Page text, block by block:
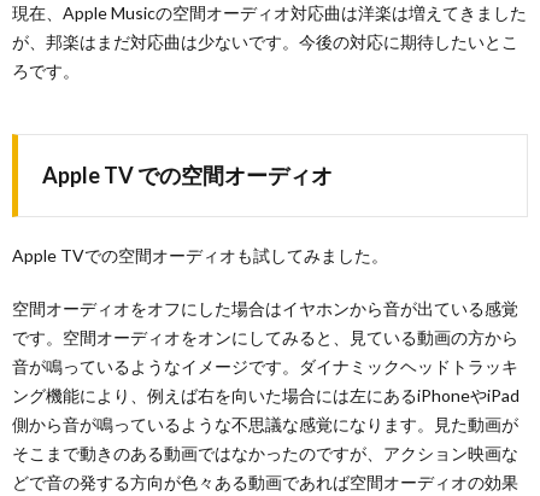
現在、Apple Musicの空間オーディオ対応曲は洋楽は増えてきました
が、邦楽はまだ対応曲は少ないです。今後の対応に期待したいとこ
ろです。
Apple TV での空間オーディオ
Apple TVでの空間オーディオも試してみました。
空間オーディオをオフにした場合はイヤホンから音が出ている感覚
です。空間オーディオをオンにしてみると、見ている動画の方から
音が鳴っているようなイメージです。ダイナミックヘッドトラッキ
ング機能により、例えば右を向いた場合には左にあるiPhoneやiPad
側から音が鳴っているような不思議な感覚になります。見た動画が
そこまで動きのある動画ではなかったのですが、アクション映画な
どで音の発する方向が色々ある動画であれば空間オーディオの効果